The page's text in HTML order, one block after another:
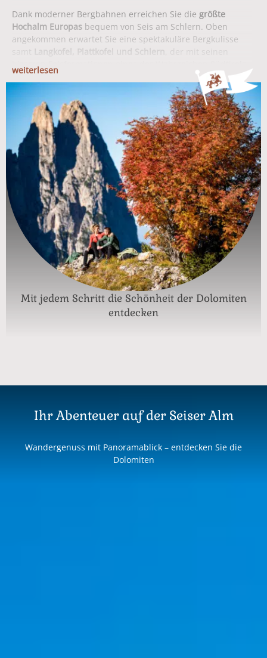
Mit jedem Schritt die Schönheit der Dolomiten
entdecken
Dank moderner Bergbahnen erreichen Sie die größte
Hochalm Europas bequem von Seis am Schlern. Oben
angekommen erwartet Sie eine spektakuläre Bergkulisse
Langkofel, Plattkofel und Schlern
bizarren Felsformationen eines der Wahrzeichen Südtirols
ist. Nun steht dem Wandern auf der Seiser Alm nichts
mehr im Wege. Die
bieten etwas für
jeden Geschmack: Genusswanderungen und Hüttentouren,
Bergtouren und Gipfelglück oder mehrtägige
Trekkingtouren mit geprüften Wander- und Bergführern,
auf den Spuren der Schlernhexen… Wonach steht Ihnen
der Sinn?
weiterlesen
Ihr Abenteuer auf der Seiser Alm
Wandergenuss mit Panoramablick – entdecken Sie die
Dolomiten